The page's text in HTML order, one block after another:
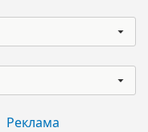
Реклама